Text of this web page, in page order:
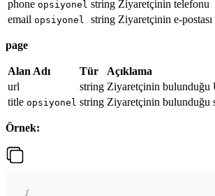
phone opsiyonel string Ziyaretçinin telefonu
email opsiyonel string Ziyaretçinin e-postası
page
Alan Adı Tür
Açıklama
url
string Ziyaretçinin bulunduğu
title opsiyonel string Ziyaretçinin bulunduğu
Örnek: